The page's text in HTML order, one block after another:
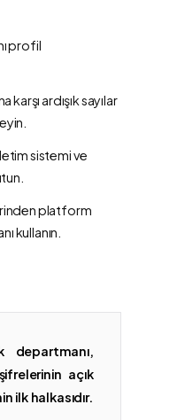
profil
ardışık sayılar
sistemi ve
platform
kullanın.
açık
ilk halkasıdır.